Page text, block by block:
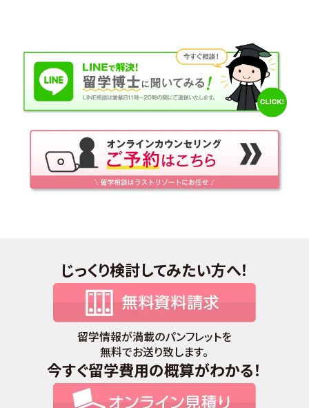
じっくり検討してみたい方へ！
留学情報が満載のパンフレットを
無料でお送り致します。
今すぐ留学費用の概算がわかる！